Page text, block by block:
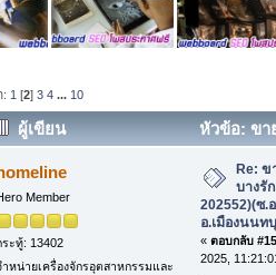
: 1 [2]3 4 ... 10
ผู้เขียน
หัวข้อ: ขา
ซ.อนามัยบางประดู่) อ.เมืองน
Member
ระทู้: 13402
ำหน่ายเครื่องจักรอุตสาหกรรมและ
Re:
บางรั
202552)(ซ.
อ.เมืองนนท
« ตอบกลับ
2025,